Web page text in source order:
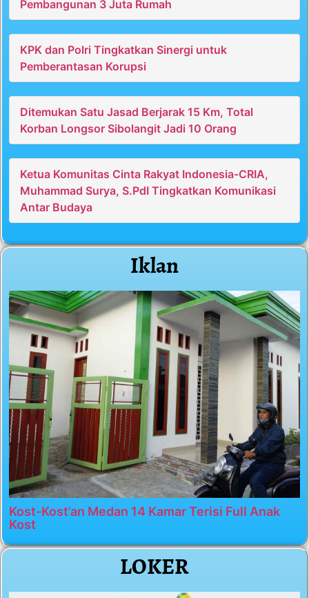
Pembangunan 3 Juta Rumah
KPK dan Polri Tingkatkan Sinergi untuk
Pemberantasan Korupsi
Ditemukan Satu Jasad Berjarak 15 Km, Total
Korban Longsor Sibolangit Jadi 10 Orang
Ketua Komunitas Cinta Rakyat Indonesia-CRIA,
Muhammad Surya, S.PdI Tingkatkan Komunikasi
Antar Budaya
Iklan
Kost-Kost’an Medan 14 Kamar Terisi Full Anak
Kost
LOKER